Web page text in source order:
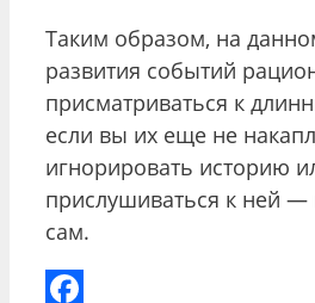
Таким образом, на
развития событий
присматриваться к
если вы их еще не
игнорировать историю
прислушиваться к ней
сам.